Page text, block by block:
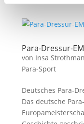
Para-Dressur-
von Insa
Para-Sport
Deutsches Para-
Das deutsche